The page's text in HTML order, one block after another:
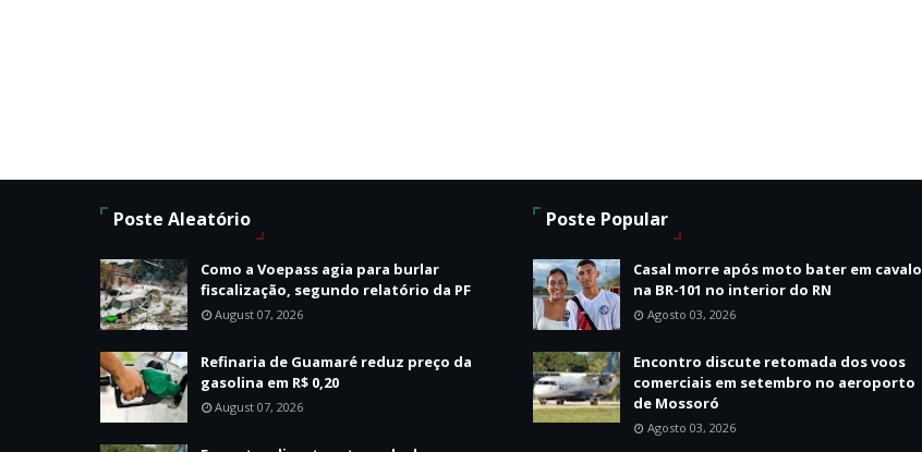
Poste Aleatório
Como a Voepass agia para burlar
fiscalização, segundo relatório da PF
August 07, 2026
Refinaria de Guamaré reduz preço da
gasolina em R$ 0,20
August 07, 2026
Poste Popular
Casal morre após moto bater em cavalo
na BR-101 no interior do RN
Agosto 03, 2026
Encontro discute retomada dos voos
comerciais em setembro no aeroporto
de Mossoró
Agosto 03, 2026